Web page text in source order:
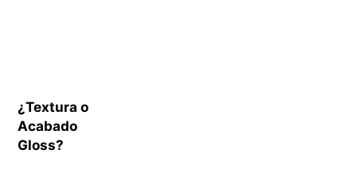
¿Textura o
Acabado
Gloss?